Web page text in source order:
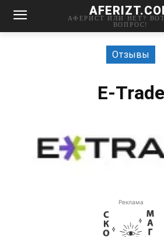
АФЕРИСТ ИЛИ НЕТ?
ВОПРОС!
Отзывы
E-Trade
Реклама